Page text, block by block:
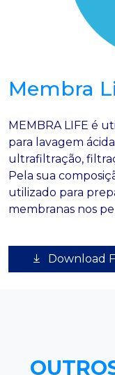
Membra
MEMBRA LIFE é
para lavagem
ultrafiltração,
Pela sua
utilizado para
membranas nos
Download